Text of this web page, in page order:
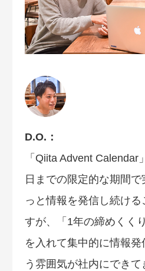
D.O.：
「Qiita Advent
日までの限定的な期間
っと情報を発信し続け
すが、「1年の締めくく
を入れて集中的に情報
う雰囲気が社内にでき